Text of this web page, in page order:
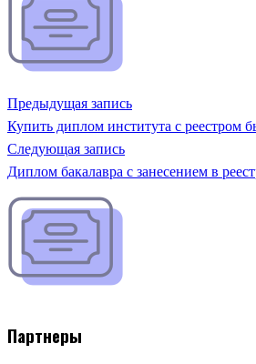
Предыдущая запись
Купить диплом института с реестром
Следующая запись
Диплом бакалавра с занесением в
Партнеры